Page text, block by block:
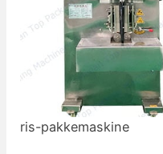
ris-pakkemaskine